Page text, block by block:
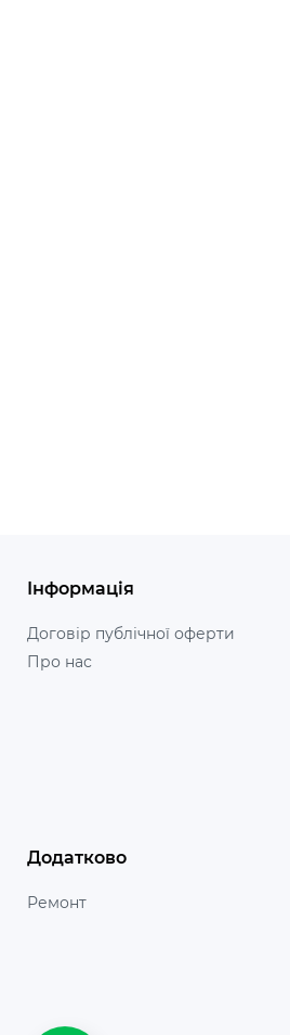
Інформація
Договір публічної оферти
Про нас
Додатково
Ремонт